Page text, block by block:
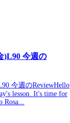
)L90 今週の
今週のReviewHello
lesson. It's time for